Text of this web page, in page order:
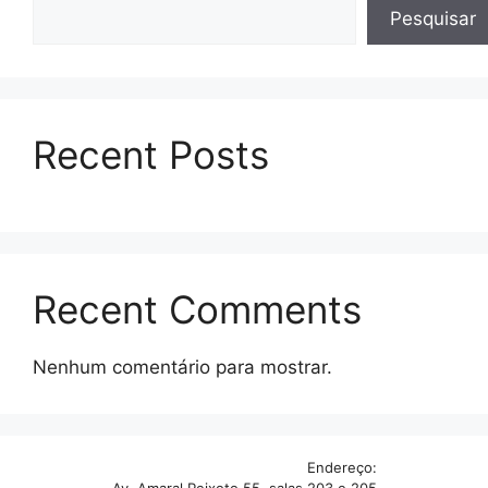
Pesquisar
Recent Posts
Recent Comments
Nenhum comentário para mostrar.
Endereço: